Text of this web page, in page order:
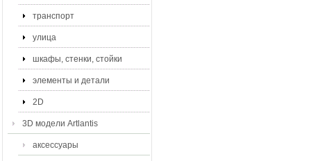
транспорт
улица
шкафы, стенки, стойки
элементы и детали
2D
3D модели Artlantis
аксессуары